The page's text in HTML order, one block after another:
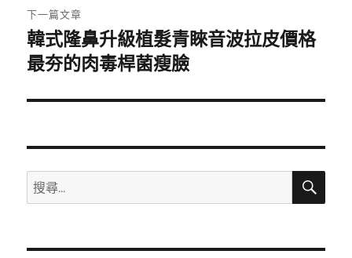
章:
下一篇文章
下
一
文
韓式隆鼻升級植髮青睞音波拉皮價格
最夯的肉毒桿菌瘦臉
搜
尋
鍵
搜